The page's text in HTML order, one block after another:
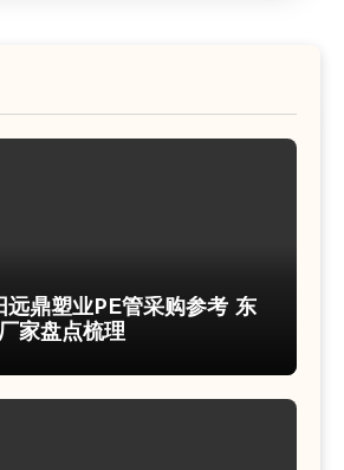
鼎塑业PE管采购参考 东
家盘点梳理